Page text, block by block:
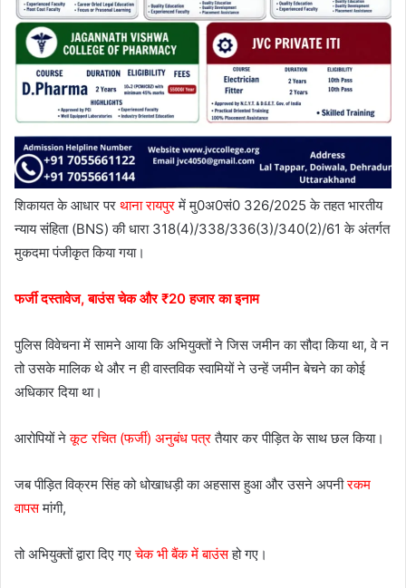
शिकायत के आधार पर थाना रायपुरमें मु0अ0सं0 326/2025 के तहत भारतीय
न्याय संहिता (BNS) की धारा 318(4)/338/336(3)/340(2)/61 के अंतर्गत
मुकदमा पंजीकृत किया गया।
फर्जी दस्तावेज, बाउंस चेक और ₹20 हजार का इनाम
पुलिस विवेचना में सामने आया कि अभियुक्तों ने जिस जमीन का सौदा किया था, वे न
तो उसके मालिक थे और न ही वास्तविक स्वामियों ने उन्हें जमीन बेचने का कोई
अधिकार दिया था।
आरोपियों नेकूट रचित (फर्जी) अनुबंध पत्रतैयार कर पीड़ित के साथ छल किया।
जब पीड़ित विक्रम सिंह को धोखाधड़ी का अहसास हुआ और उसने अपनीरकम
वापसमांगी,
तो अभियुक्तों द्वारा दिए गएचेक भी बैंक में बाउंसहो गए।